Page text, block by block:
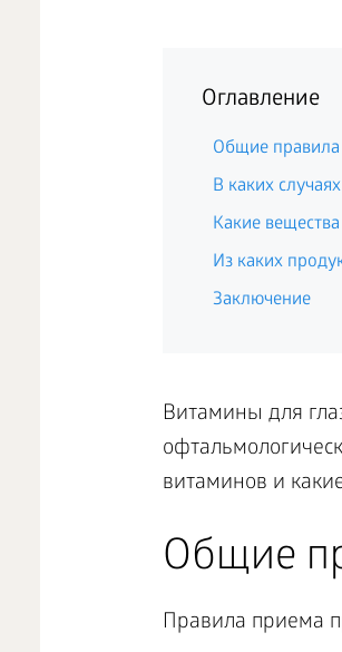
Оглавление
Общие правила
В каких
Какие
Из каких
Заключение
Витамины для
витаминов и
Общие
Правила приема